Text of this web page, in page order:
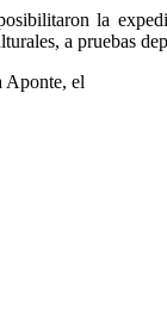
la
a pruebas
Aponte, el